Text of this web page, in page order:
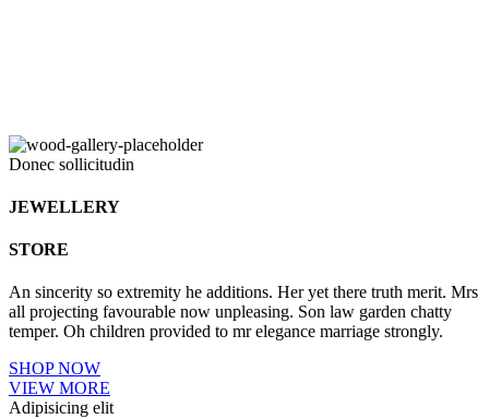
Donec sollicitudin
JEWELLERY
STORE
An sincerity so extremity he additions. Her yet there truth merit. Mrs
all projecting favourable now unpleasing. Son law garden chatty
temper. Oh children provided to mr elegance marriage strongly.
SHOP NOW
VIEW MORE
Adipisicing elit